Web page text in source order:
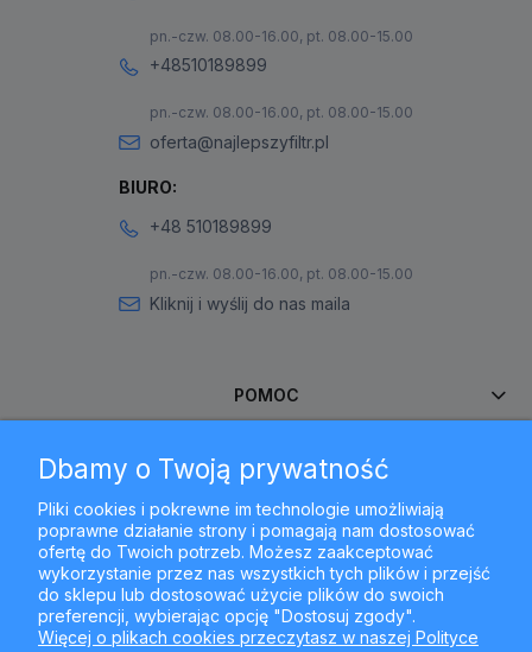
pn.-czw. 08.00-16.00, pt. 08.00-15.00
+48510189899
pn.-czw. 08.00-16.00, pt. 08.00-15.00
oferta@najlepszyfiltr.pl
BIURO:
+48 510189899
pn.-czw. 08.00-16.00, pt. 08.00-15.00
Kliknij i wyślij do nas maila
POMOC
MOJE KONTO
PŁATNOŚCI I DOSTAWA
INFORMACJE
Dbamy o Twoją prywatność
Pliki cookies i pokrewne im technologie umożliwiają
poprawne działanie strony i pomagają nam dostosować
ofertę do Twoich potrzeb. Możesz zaakceptować
wykorzystanie przez nas wszystkich tych plików i przejść
do sklepu lub dostosować użycie plików do swoich
preferencji, wybierając opcję "Dostosuj zgody".
Więcej o plikach cookies przeczytasz w naszej Polityce